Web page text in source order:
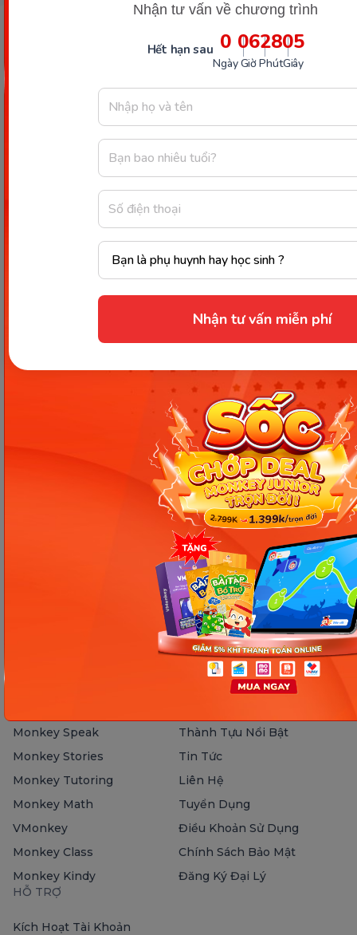
Nhận tư vấn về chương trình
Hết hạn sau 0
Ngày
06
Giờ
28
Phút
05
Giây
Nhận tư vấn miễn phí
1900 63 60 52
ngày 01/10/2014, thay đổi lần thứ 3 ngày 13/11/2020
Giang, phường Khương Đình, TP. Hà Nội
Người đại diện pháp luật: Ông Nguyễn Hoàng Anh - Giám đốc điều hành
monkeycare@monkey.edu.vn
Monkey Speak
Monkey Stories
Monkey Tutoring
Monkey Math
VMonkey
Monkey Class
Monkey Kindy
VỀ MONKEY
Giới Thiệu
Thành Tựu Nổi Bật
Tin Tức
Liên Hệ
Tuyển Dụng
Điều Khoản Sử Dụng
Chính Sách Bảo Mật
Đăng Ký Đại Lý
HỖ TRỢ
Kích Hoạt Tài Khoản